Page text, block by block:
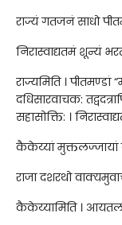
राज्यं गतजनं साधो
निरास्वाद्यतमं शून्यं
राज्यमिति ।
दधिसारवाचक:
सहासोक्ति: ।
कैकेय्यां मुक्तलज्जायां
राजा दशरथो
कैकेय्यामिति ।